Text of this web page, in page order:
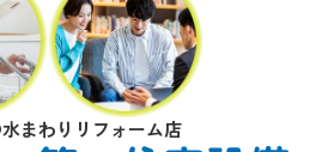
まわりリフォーム店